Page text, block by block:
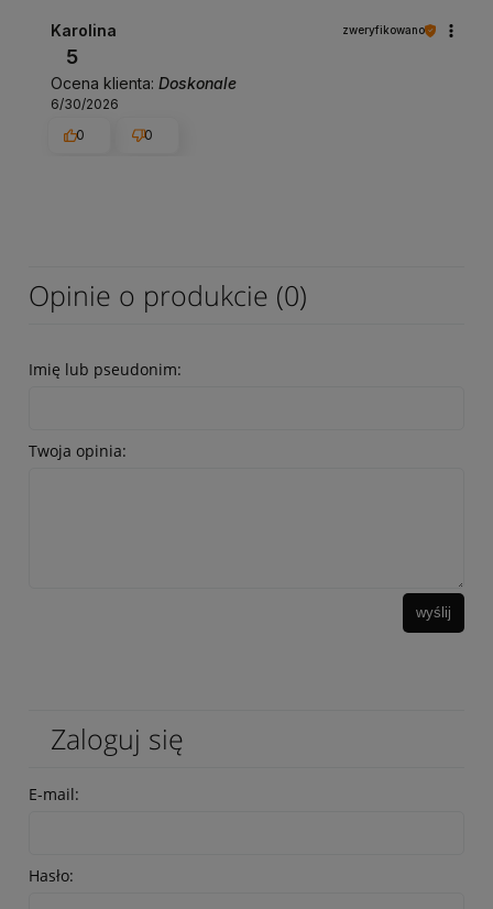
Karolina zweryfikowano
5
Ocena klienta: Doskonale
6/30/2026
0
0
Opinie o produkcie (0)
Imię lub pseudonim:
Twoja opinia:
wyślij
Zaloguj się
E-mail:
Hasło: